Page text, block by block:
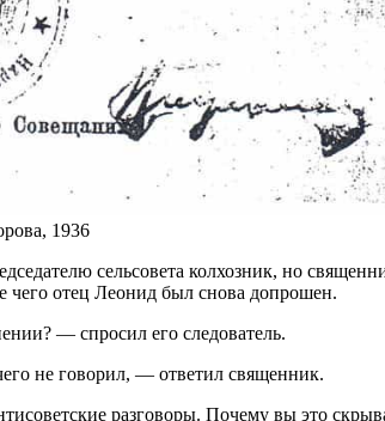
1936
сельсовета колхозник, но
чего отец Леонид был снова допрошен.
— спросил его следователь.
не говорил, — ответил священник.
разговоры. Почему вы это